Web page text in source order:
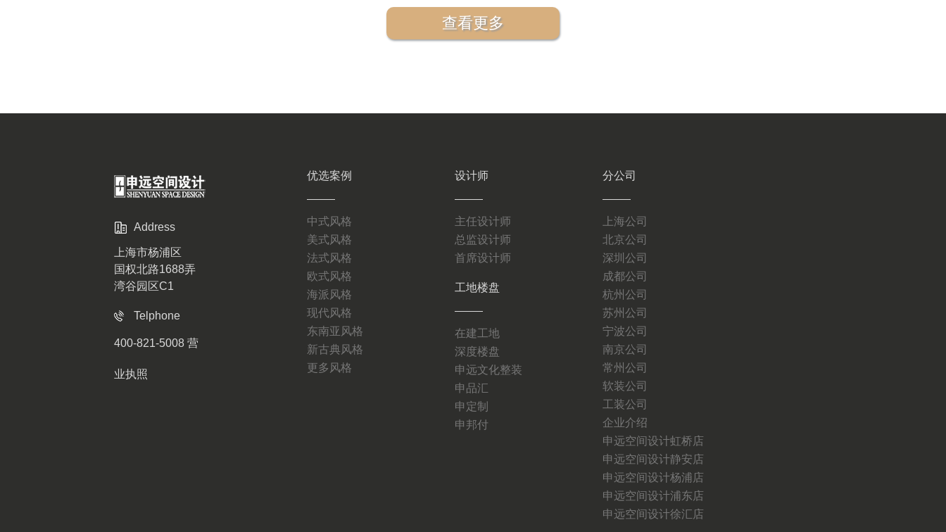
查看更多
Address
上海市杨浦区
国权北路1688弄
湾谷园区C1
Telphone
400-821-5008 营
业执照
优选案例
中式风格
美式风格
法式风格
欧式风格
海派风格
现代风格
东南亚风格
新古典风格
更多风格
设计师
主任设计师
总监设计师
首席设计师
工地楼盘
在建工地
深度楼盘
申远文化整装
申品汇
申定制
申邦付
分公司
上海公司
北京公司
深圳公司
成都公司
杭州公司
苏州公司
宁波公司
南京公司
常州公司
软装公司
工装公司
企业介绍
申远空间设计虹桥店
申远空间设计静安店
申远空间设计杨浦店
申远空间设计浦东店
申远空间设计徐汇店